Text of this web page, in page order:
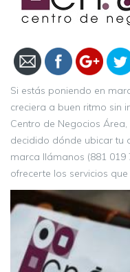
https://
Si estás poniendo en
creciera a buen ritmo sin
Centro de Negocios
decidido dónde ubicar tu
marca llámanos (881
ofrecerte los servicios